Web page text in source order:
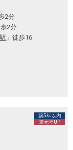
2分
歩2分
」徒歩16
築5年以内
還元率UP